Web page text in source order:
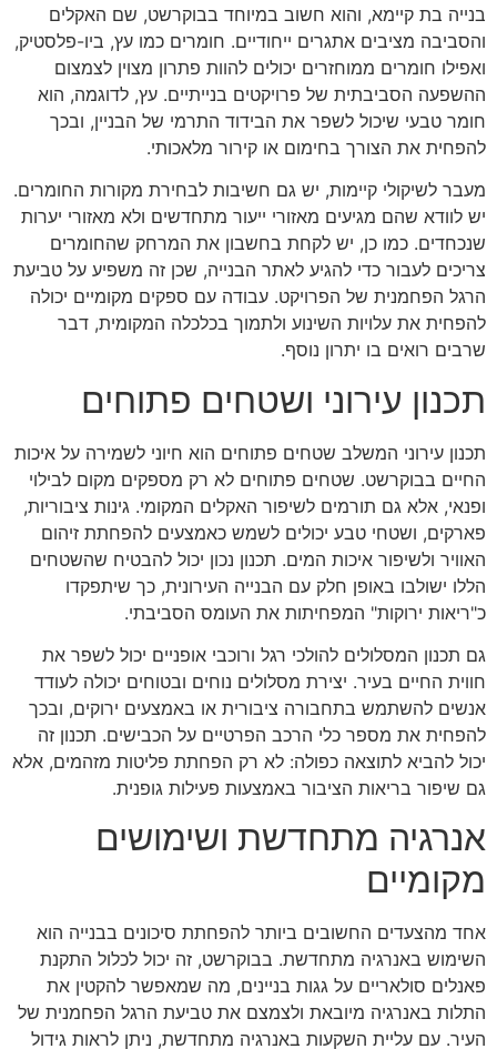
בנייה בת קיימא, והוא חשוב במיוחד בבוקרשט, שם האקלים
והסביבה מציבים אתגרים ייחודיים. חומרים כמו עץ, ביו-פלסטיק,
ואפילו חומרים ממוחזרים יכולים להוות פתרון מצוין לצמצום
ההשפעה הסביבתית של פרויקטים בנייתיים. עץ, לדוגמה, הוא
חומר טבעי שיכול לשפר את הבידוד התרמי של הבניין, ובכך
להפחית את הצורך בחימום או קירור מלאכותי.
מעבר לשיקולי קיימות, יש גם חשיבות לבחירת מקורות החומרים.
יש לוודא שהם מגיעים מאזורי ייעור מתחדשים ולא מאזורי יערות
שנכחדים. כמו כן, יש לקחת בחשבון את המרחק שהחומרים
צריכים לעבור כדי להגיע לאתר הבנייה, שכן זה משפיע על טביעת
הרגל הפחמנית של הפרויקט. עבודה עם ספקים מקומיים יכולה
להפחית את עלויות השינוע ולתמוך בכלכלה המקומית, דבר
שרבים רואים בו יתרון נוסף.
תכנון עירוני ושטחים פתוחים
תכנון עירוני המשלב שטחים פתוחים הוא חיוני לשמירה על איכות
החיים בבוקרשט. שטחים פתוחים לא רק מספקים מקום לבילוי
ופנאי, אלא גם תורמים לשיפור האקלים המקומי. גינות ציבוריות,
פארקים, ושטחי טבע יכולים לשמש כאמצעים להפחתת זיהום
האוויר ולשיפור איכות המים. תכנון נכון יכול להבטיח שהשטחים
הללו ישולבו באופן חלק עם הבנייה העירונית, כך שיתפקדו
כ"ריאות ירוקות" המפחיתות את העומס הסביבתי.
גם תכנון המסלולים להולכי רגל ורוכבי אופניים יכול לשפר את
חווית החיים בעיר. יצירת מסלולים נוחים ובטוחים יכולה לעודד
אנשים להשתמש בתחבורה ציבורית או באמצעים ירוקים, ובכך
להפחית את מספר כלי הרכב הפרטיים על הכבישים. תכנון זה
יכול להביא לתוצאה כפולה: לא רק הפחתת פליטות מזהמים, אלא
גם שיפור בריאות הציבור באמצעות פעילות גופנית.
אנרגיה מתחדשת ושימושים
מקומיים
אחד מהצעדים החשובים ביותר להפחתת סיכונים בבנייה הוא
השימוש באנרגיה מתחדשת. בבוקרשט, זה יכול לכלול התקנת
פאנלים סולאריים על גגות בניינים, מה שמאפשר להקטין את
התלות באנרגיה מיובאת ולצמצם את טביעת הרגל הפחמנית של
העיר. עם עליית השקעות באנרגיה מתחדשת, ניתן לראות גידול